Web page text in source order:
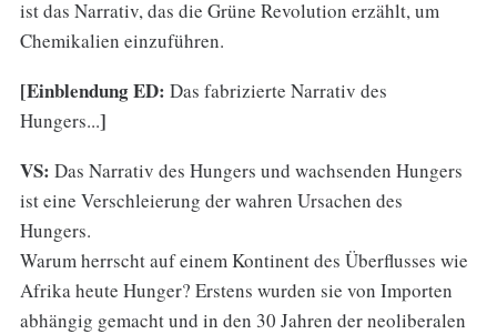
ist das Narrativ, das die Grüne Revolution erzählt, um
Chemikalien einzuführen.
[Einblendung ED: Das fabrizierte Narrativ des
Hungers...]
VS: Das Narrativ des Hungers und wachsenden Hungers
ist eine Verschleierung der wahren Ursachen des
Hungers.
Warum herrscht auf einem Kontinent des Überflusses wie
Afrika heute Hunger? Erstens wurden sie von Importen
abhängig gemacht und in den 30 Jahren der neoliberalen